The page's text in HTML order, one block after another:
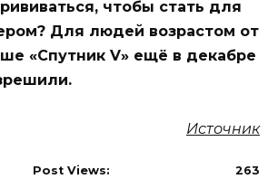
чтобы стать для
Для людей возрастом от
«Спутник V» ещё в декабре
Источник
Post Views: 263